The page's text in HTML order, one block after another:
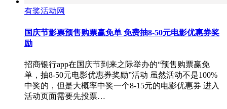
有奖活动网
国庆节影票预售购票赢免单 免费抽8-50元电影优惠券奖
励
招商银行app在国庆节到来之际举办的“预售购票赢免
单，抽8-50元电影优惠券奖励”活动 虽然活动不是100%
中奖的，但是大概率中奖一个8-15元的电影优惠券 进入
活动页面需要先投票…